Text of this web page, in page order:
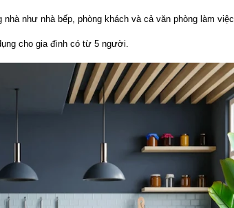
như nhà bếp, phòng khách và cả văn phòng làm việc.
cho gia đình có từ 5 người.